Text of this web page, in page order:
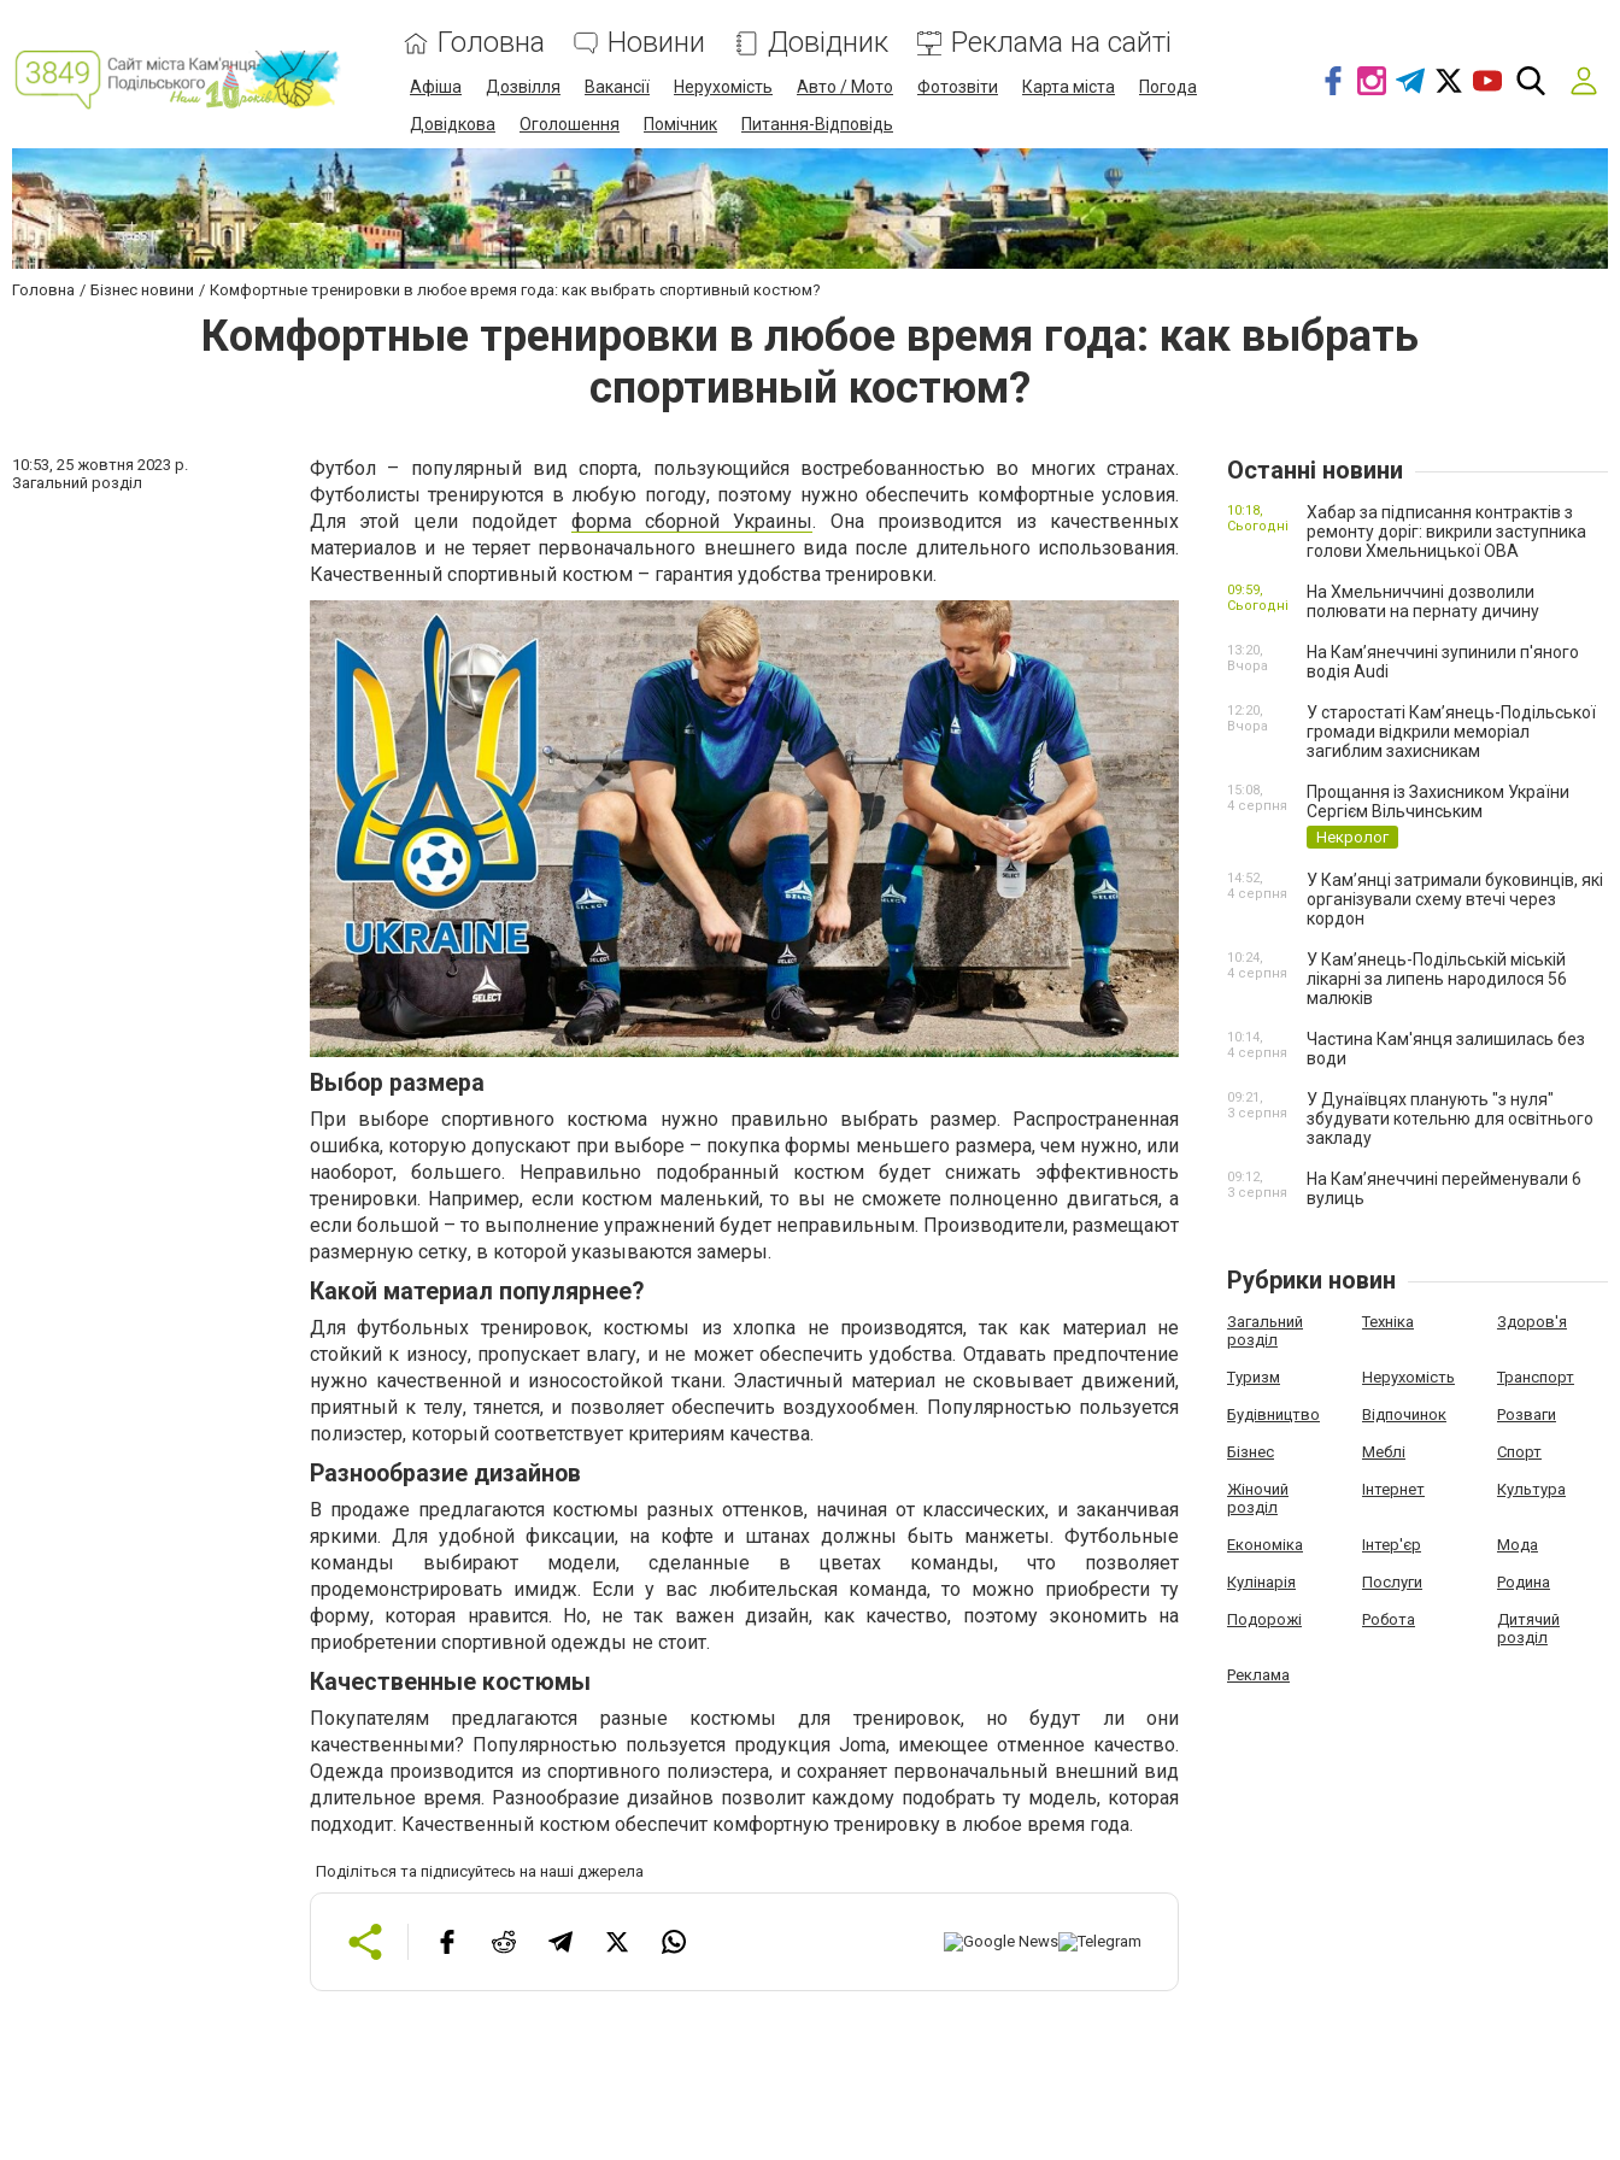
Головна Новини Довідник Реклама на сайті
Афіша Дозвілля Вакансії Нерухомість Авто / Мото Фотозвіти Карта міста
Погода
Довідкова
Оголошення Помічник Питання-Відповідь
Головна Бізнес новини Комфортные тренировки в любое время года: как выбрать спортивный костюм?
Комфортные тренировки в любое время года: как выбрать
спортивный костюм?
10:53, 25 жовтня 2023 р.
Загальний розділ
Футбол – популярный вид спорта, пользующийся востребованностью во многих странах.
Футболисты тренируются в любую погоду, поэтому нужно обеспечить комфортные условия.
Для этой цели подойдет форма сборной Украины. Она производится из качественных
материалов и не теряет первоначального внешнего вида после длительного использования.
Качественный спортивный костюм – гарантия удобства тренировки.
Выбор размера
При выборе спортивного костюма нужно правильно выбрать размер. Распространенная
ошибка, которую допускают при выборе – покупка формы меньшего размера, чем нужно, или
наоборот, большего. Неправильно подобранный костюм будет снижать эффективность
тренировки. Например, если костюм маленький, то вы не сможете полноценно двигаться, а
если большой – то выполнение упражнений будет неправильным. Производители, размещают
размерную сетку, в которой указываются замеры.
Какой материал популярнее?
Для футбольных тренировок, костюмы из хлопка не производятся, так как материал не
стойкий к износу, пропускает влагу, и не может обеспечить удобства. Отдавать предпочтение
нужно качественной и износостойкой ткани. Эластичный материал не сковывает движений,
приятный к телу, тянется, и позволяет обеспечить воздухообмен. Популярностью пользуется
полиэстер, который соответствует критериям качества.
Разнообразие дизайнов
В продаже предлагаются костюмы разных оттенков, начиная от классических, и заканчивая
яркими. Для удобной фиксации, на кофте и штанах должны быть манжеты. Футбольные
команды выбирают модели, сделанные в цветах команды, что позволяет
продемонстрировать имидж. Если у вас любительская команда, то можно приобрести ту
форму, которая нравится. Но, не так важен дизайн, как качество, поэтому экономить на
приобретении спортивной одежды не стоит.
Качественные костюмы
Покупателям предлагаются разные костюмы для тренировок, но будут ли они
качественными? Популярностью пользуется продукция Joma, имеющее отменное качество.
Одежда производится из спортивного полиэстера, и сохраняет первоначальный внешний вид
длительное время. Разнообразие дизайнов позволит каждому подобрать ту модель, которая
подходит. Качественный костюм обеспечит комфортную тренировку в любое время года.
Поділіться та підписуйтесь на наші джерела
Останні новини
Хабар за підписання контрактів з
ремонту доріг: викрили заступника
голови Хмельницької ОВА
10:18,
Сьогодні
На Хмельниччині дозволили
полювати на пернату дичину
09:59,
Сьогодні
На Камʼянеччині зупинили п'яного
водія Audi
13:20,
Вчора
У старостаті Кам’янець-Подільської
громади відкрили меморіал
загиблим захисникам
12:20,
Вчора
Прощання із Захисником України
Сергієм Вільчинським
Некролог
15:08,
4 серпня
У Кам’янці затримали буковинців, які
організували схему втечі через
кордон
14:52,
4 серпня
У Кам’янець-Подільській міській
лікарні за липень народилося 56
малюків
10:24,
4 серпня
Частина Кам'янця залишилась без
води
10:14,
4 серпня
У Дунаївцях планують "з нуля"
збудувати котельню для освітнього
закладу
09:21,
3 серпня
На Камʼянеччині перейменували 6
вулиць
09:12,
3 серпня
Рубрики новин
Загальний
розділ
Техніка Здоров'я
Туризм Нерухомість Транспорт
Будівництво Відпочинок Розваги
Бізнес Меблі Спорт
Жіночий
розділ
Інтернет Культура
Економіка Інтер'єр Мода
Кулінарія Послуги Родина
Подорожі Робота
Дитячий
розділ
Реклама